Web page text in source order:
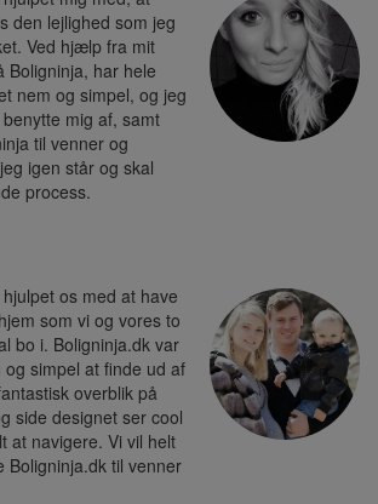
den lejlighed som jeg
Ved hjælp fra mit
Boligninja, har hele
nem og simpel, og jeg
mig af, samt
til venner og
igen står og skal
process.
os med at have
som vi og vores to
bo i. Boligninja.dk var
simpel at finde ud af
overblik på
side designet ser cool
at navigere. Vi vil helt
Boligninja.dk til venner